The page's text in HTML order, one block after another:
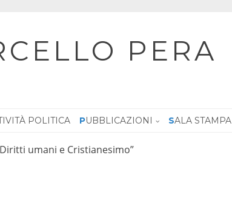
PERA
POLITICA PUBBLICAZIONI SALA STAMPA
umani e Cristianesimo”